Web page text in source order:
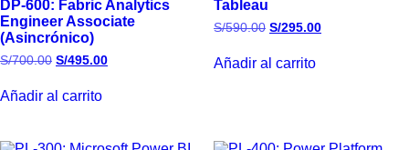
DP-600: Fabric Analytics
Engineer Associate
(Asincrónico)
S/700.00 S/495.00
Añadir al carrito
Tableau
S/590.00 S/295.00
Añadir al carrito